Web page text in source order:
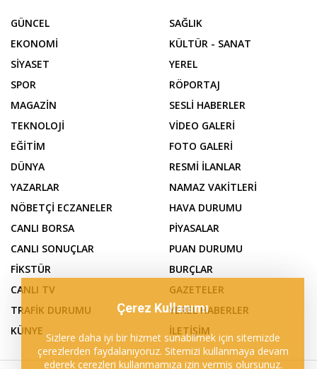
GÜNCEL
EKONOMİ
SİYASET
SPOR
MAGAZİN
TEKNOLOJİ
EĞİTİM
DÜNYA
SAĞLIK
KÜLTÜR - SANAT
YEREL
RÖPORTAJ
SESLİ HABERLER
VİDEO GALERİ
FOTO GALERİ
RESMİ İLANLAR
YAZARLAR
NÖBETÇİ ECZANELER
CANLI BORSA
CANLI SONUÇLAR
FİKSTÜR
CANLI TV
TRAFİK DURUMU
KÜNYE
NAMAZ VAKİTLERİ
HAVA DURUMU
PİYASALAR
PUAN DURUMU
BURÇLAR
GAZETELER
YEREL HABERLER
İLETİŞİM
Çerez Kullanımı
Sizlere daha iyi bir hizmet sunabilmek için sitemizde
çerezlerden faydalanıyoruz. Sitemizi kullanmaya devam
ederek çerezleri kullanmamıza izin vermiş olursunuz.